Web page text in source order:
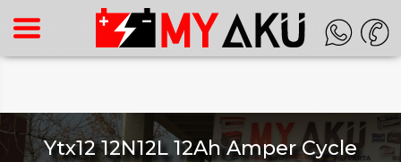
Warning
: Undefined array key "HTTP_ACCEPT_LANGUAGE" in
/home/superon/myaku.com.tr/inc_m.php
on line 140
Ytx12 12N12L 12Ah Amper Cycle